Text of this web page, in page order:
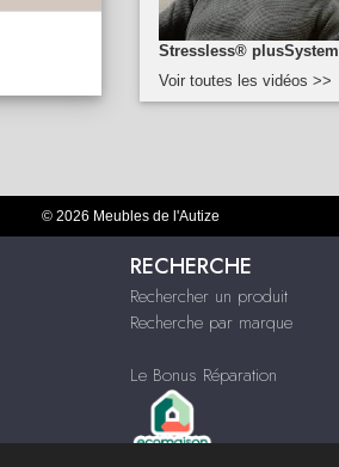
Stressless® plusSystem
Voir toutes les vidéos >>
© 2026 Meubles de l'Autize
RECHERCHE
Rechercher un produit
Recherche par marque
Le Bonus Réparation